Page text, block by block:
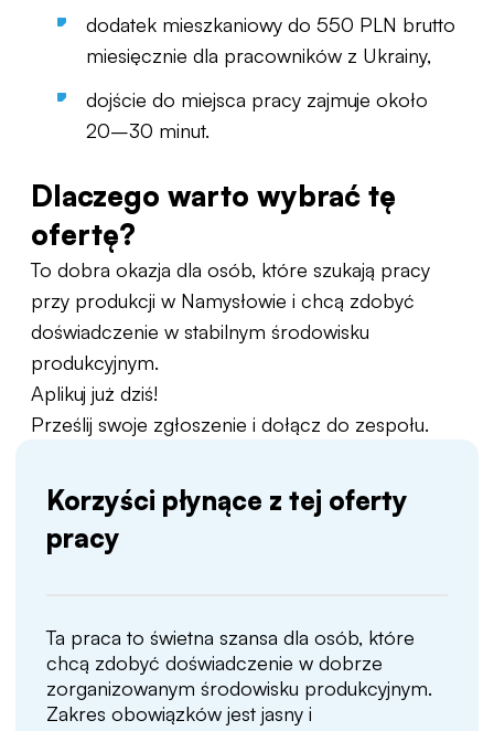
dodatek mieszkaniowy do 550 PLN brutto
miesięcznie dla pracowników z Ukrainy,
dojście do miejsca pracy zajmuje około
20–30 minut.
Dlaczego warto wybrać tę
ofertę?
To dobra okazja dla osób, które szukają pracy
przy produkcji w Namysłowie i chcą zdobyć
doświadczenie w stabilnym środowisku
produkcyjnym.
Aplikuj już dziś!
Prześlij swoje zgłoszenie i dołącz do zespołu.
Korzyści płynące z tej oferty
pracy
Ta praca to świetna szansa dla osób, które
chcą zdobyć doświadczenie w dobrze
zorganizowanym środowisku produkcyjnym.
Zakres obowiązków jest jasny i